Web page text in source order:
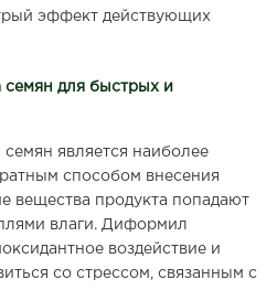
эффект действующих
семян для быстрых и
семян является наиболее
способом внесения
вещества продукта попадают
влаги. Диформил
воздействие и
со стрессом, связанным с